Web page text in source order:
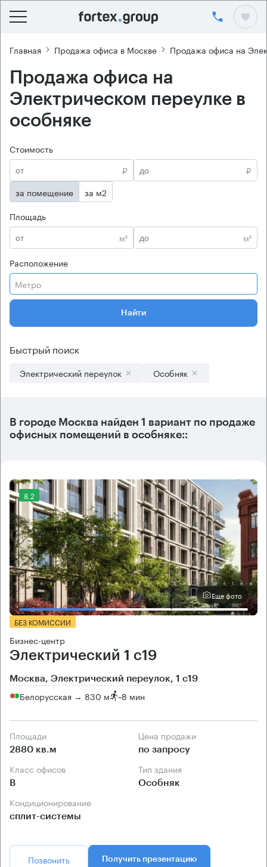
Главная Продажа офиса в Москве Продажа офиса на
Продажа офиса на
Электрическом переулке в
особняке
Стоимость
₽
₽
за помещение
за м2
Площадь
м²
м²
Расположение
Метро
Найти
Быстрый поиск
Электрический переулок Особняк
В городе Москва найден 1 вариант по продаже
офисных помещений в особняке::
8.2
Еще фото
БЕЗ КОМИССИИ
Бизнес-центр
Электрический 1 с19
Москва, Электрический переулок, 1 с19
Белорусская → 830 м ~8 мин
Площади
2880 кв.м
Цена продажи
по запросу
Класс офисов
B
Тип здания
Особняк
Кондиционирование
сплит-системы
Позвонить Получить презентацию